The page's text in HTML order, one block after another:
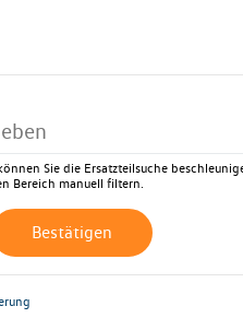
Sie die Ersatzteilsuche
Bereich manuell filtern.
Bestätigen